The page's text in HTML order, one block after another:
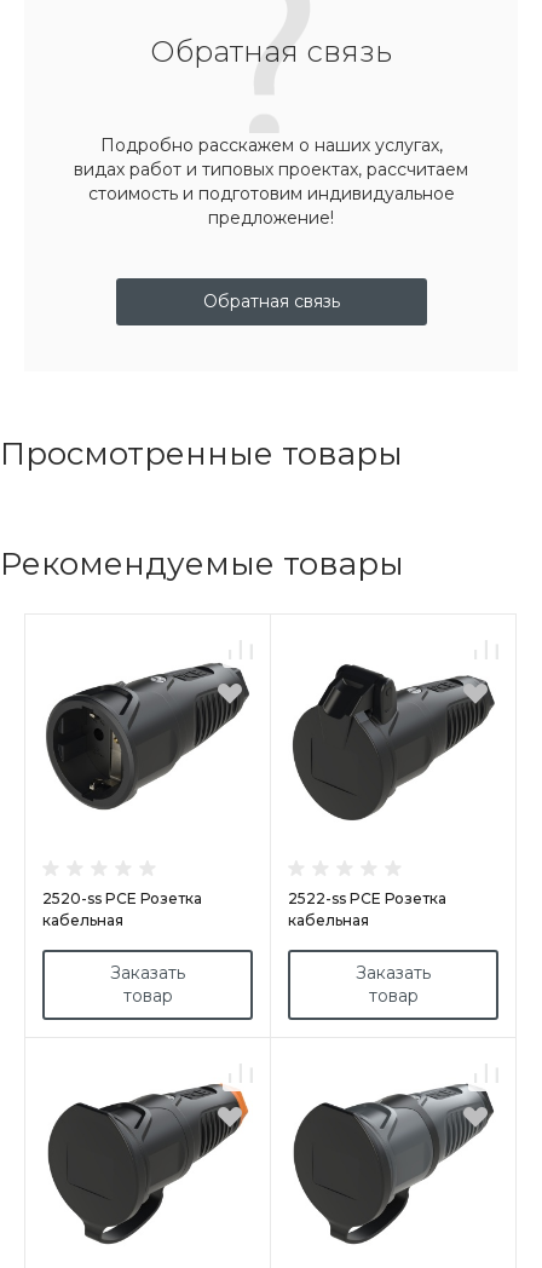
Обратная связь
Подробно расскажем о наших услугах,
видах работ и типовых проектах, рассчитаем
стоимость и подготовим индивидуальное
предложение!
Обратная связь
Просмотренные товары
Рекомендуемые товары
2520-ss PCE Розетка
кабельная
черный, маркер черный
Заказать
товар
2522-ss PCE Розетка
кабельная
крышкой, корпус черный,
Заказать
товар